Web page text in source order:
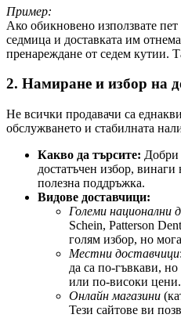
Пример:
Ако обикновено използвате
седмица и доставката им
пренареждане от седем кутии.
2. Намиране и избор на
Не всички продавачи са
обслужването и стабилната
Какво да търсите: Добри
достатъчен избор,
полезна поддръжка.
Видове доставчици:
Големи национални
Schein, Patterson
голям избор, но
Местни доставчици
да са по-гъвкави,
или по-високи цени.
Онлайн магазини
Тези сайтове ви